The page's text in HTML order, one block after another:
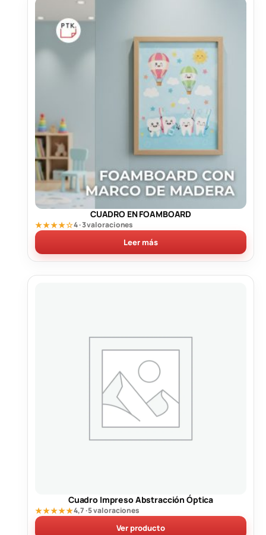
CUADRO EN FOAMBOARD
★★★★☆4 · 3 valoraciones
Leer más
Cuadro Impreso Abstracción Óptica
★★★★★4,7 · 5 valoraciones
Ver producto